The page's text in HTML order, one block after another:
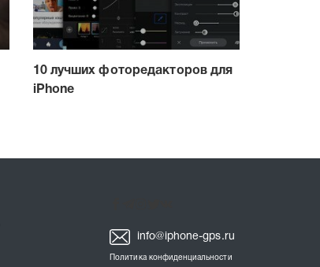
10 лучших фоторедакторов для
iPhone
info@iphone-gps.ru
Политика конфиденциальности